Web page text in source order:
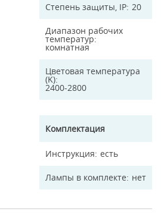
Степень защиты, IP 20
Диапазон рабочих
температур
комнатная
Цветовая температура
(K)
2400-2800
Комплектация
Инструкция есть
Лампы в комплекте нет